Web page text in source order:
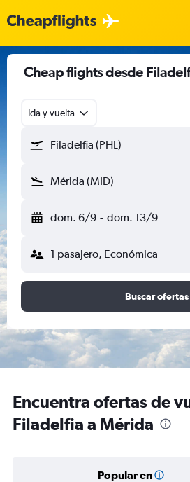
Cheap flights desde
Ida y vuelta
Filadelfia (PHL)
Mérida (MID)
dom. 6/9 - dom. 13/9
1 pasajero, Económica
Buscar ofertas
Encuentra ofertas de
Filadelfia a Mérida
Popular en